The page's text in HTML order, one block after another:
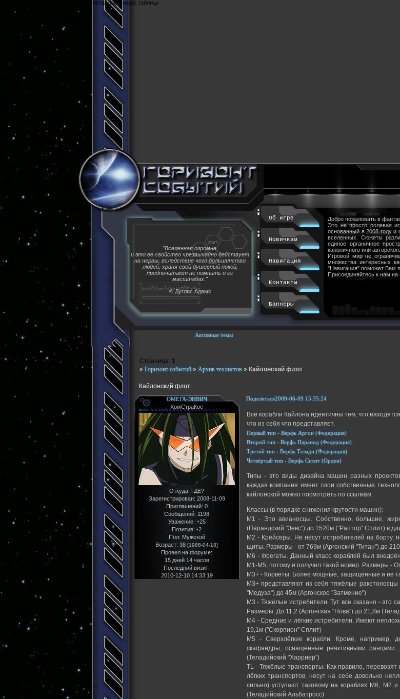
Cюда вставляем нашу таблицу
Активные темы
"Вселенная огромна,
и это ее свойство чрезвычайно действует
на нервы, вследствие чего большинство
людей, храня свой душевный покой,
предпочитают не помнить о ее
масштабах."
© Дуглас Адамс
Об игре
Новичкам
Навигация
Контакты
Баннеры
Добро пожаловать в
Это не просто ролевая
основанный в 2008 году
вселенных. Сюжеты
единое органичное
каноничного или
Игровой мир не
множества интересных
"Навигация" поможет Вам
Присоединяйтесь к нам на
» Горизонт событий » Архив техлистов » Кайлонский флот
Кайлонский флот
Страница: 1
Поделиться2009-06-09 15:35:24
ОМЕГА-ЭНВИЧ
ХомСтраКос
Откуда: ГДЕ?
Зарегистрирован: 2008-11-09
Приглашений: 0
Сообщений: 1198
Уважение: +25
Позитив: -2
Пол: Мужской
Возраст: 38[1988-04-18]
Провел на форуме:
15 дней 14 часов
Последний визит:
2010-12-10 14:33:19
Все корабли Кайлона идентичны тем, что
что из себя что представляет.
Первый тип - Верфь Аргон (Федерация)
Второй тип - Верфь Паранид (Федерация)
Третий тип - Верфь Телади (Федерация)
Четвёртый тип - Верфь Сплит (Орден)
Типы - это виды дизайна машин разных
каждая компания имеет свои собственные
кайлонской можно посмотреть по ссылкам.
Классы (в порядке снижения крутости машин):
М1 - Это авианосцы. Собственно, большие,
(Парандский "Зевс") до 1520м ("Раптор" Сплит) в
М2 - Крейсеры. Не несут истребителей на
щиты. Размеры - от 769м (Аргонский "Титан") до
М6 - Фрегаты. Данный класс кораблей был
М1-М5, потому и получил такой номер. Размеры -
М3+ - Корветы. Более мощные, защищённые и не
М3+ представляют из себя тяжёлые
"Медуза") до 45м (Аргонское "Затмение")
М3 - Тяжёлые истребители. Тут всё сказано - это
Размеры: До 11,2 (Аргонская "Нова") до 21,8м
М4 - Средние и лёгкие истребители. Имеют
19,1м ("Скорпион" Сплит)
М5 - Сверхлёгкие корабли. Кроме, например,
скафандры, оснащённые реактивными
(Теладийский "Харриер")
TL - Тяжёлые транспорты. Как правило,
лёгких транспортов, несут на себе довольно
сильно) уступают таковому на кораблях М6, М2
(Теладийский Альбатросс)